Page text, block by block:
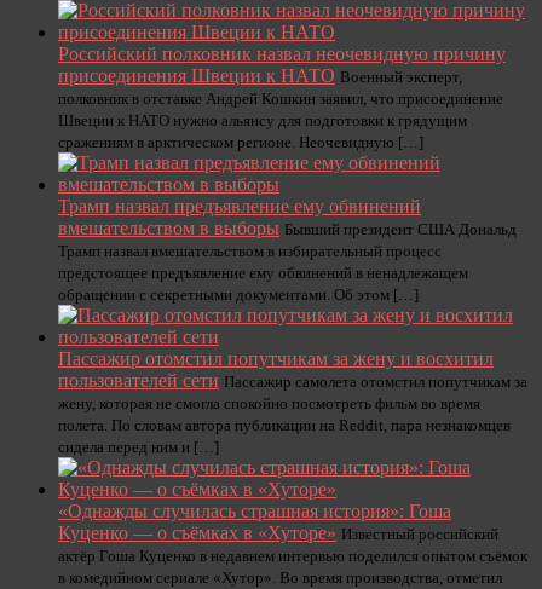
Российский полковник назвал неочевидную причину
присоединения Швеции к НАТО Военный эксперт,
полковник в отставке Андрей Кошкин заявил, что присоединение
Швеции к НАТО нужно альянсу для подготовки к грядущим
сражениям в арктическом регионе. Неочевидную […]
Трамп назвал предъявление ему обвинений
вмешательством в выборы Бывший президент США Дональд
Трамп назвал вмешательством в избирательный процесс
предстоящее предъявление ему обвинений в ненадлежащем
обращении с секретными документами. Об этом […]
Пассажир отомстил попутчикам за жену и восхитил
пользователей сети Пассажир самолета отомстил попутчикам за
жену, которая не смогла спокойно посмотреть фильм во время
полета. По словам автора публикации на Reddit, пара незнакомцев
сидела перед ним и […]
«Однажды случилась страшная история»: Гоша
Куценко — о съёмках в «Хуторе» Известный российский
актёр Гоша Куценко в недавнем интервью поделился опытом съёмок
в комедийном сериале «Хутор». Во время производства, отметил